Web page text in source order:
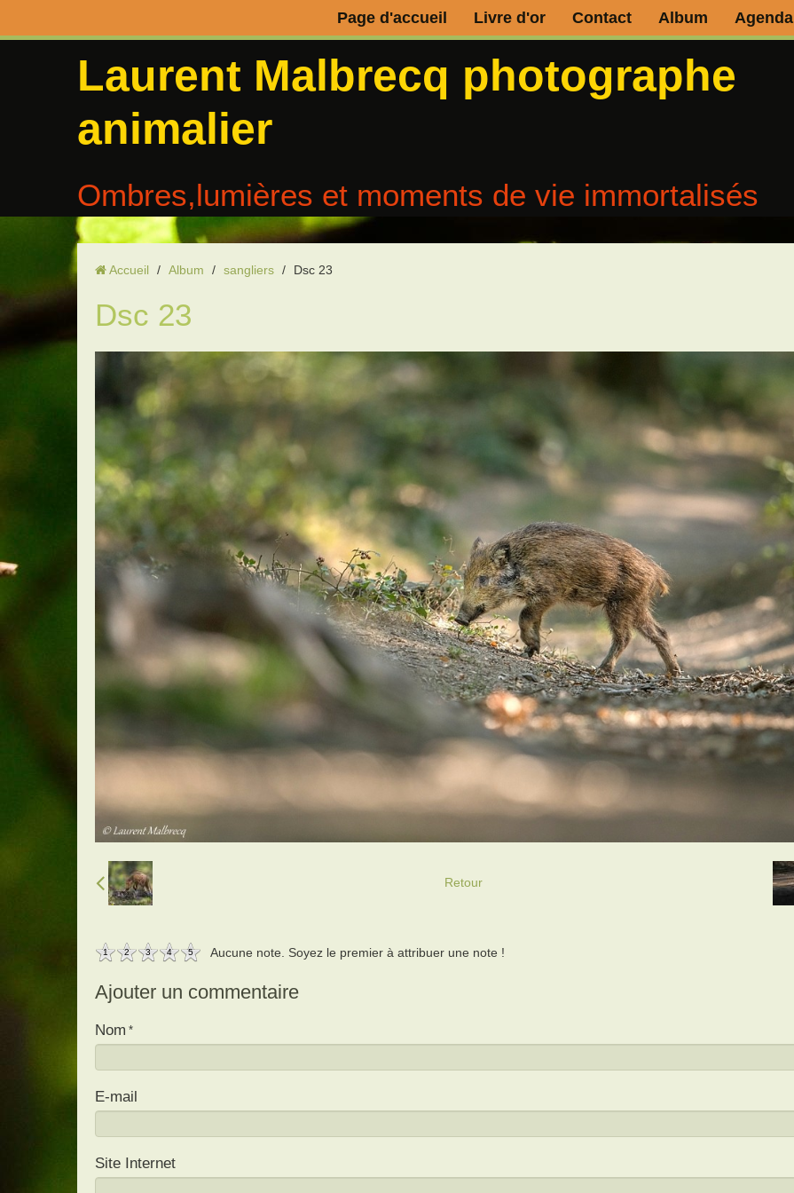
Page d'accueil Livre d'or Contact Album Agenda
Laurent Malbrecq photographe
animalier
Ombres,lumières et moments de vie immortalisés
Accueil / Album / sangliers / Dsc 23
Dsc 23
Retour
1 2 3 4 5 Aucune note. Soyez le premier à attribuer une note !
Ajouter un commentaire
Nom
E-mail
Site Internet